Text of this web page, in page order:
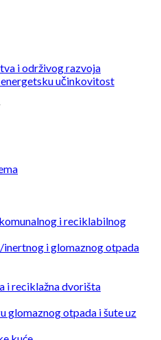
i održivog razvoja
učinkovitost
i reciklabilnog
i glomaznog otpada
i reciklažna dvorišta
glomaznog otpada i šute uz